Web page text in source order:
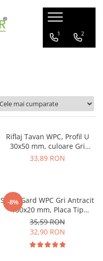
1 2
Riflaj Tavan WPC, Profil U
30x50 mm, culoare Gri
Antracit , Lungime 2.8 m
33,89 RON
-8%
Sipca Gard WPC Gri Antracit
150x20 mm, Placa Tip
Scandura Lemn Compozit 1
ml
35,59 RON
32,90 RON